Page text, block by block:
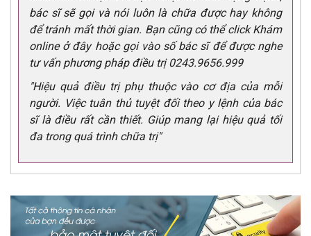
bác sĩ sẽ gọi và nói luôn là chữa được hay không
để tránh mất thời gian. Bạn cũng có thể click Khám
online ở đây hoặc gọi vào số bác sĩ để được nghe
tư vấn phương pháp điều trị 0243.9656.999
"Hiệu quả điều trị phụ thuộc vào cơ địa của mỗi
người. Việc tuân thủ tuyệt đối theo y lệnh của bác
sĩ là điều rất cần thiết. Giúp mang lại hiệu quả tối
đa trong quá trình chữa trị"